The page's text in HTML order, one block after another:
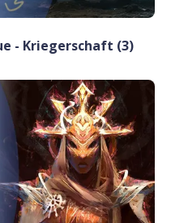
- Kriegerschaft (3)